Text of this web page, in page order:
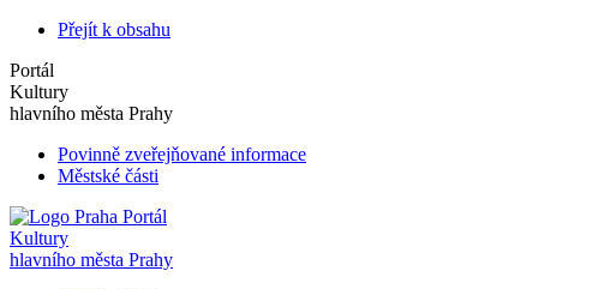
Přejít k obsahu
Portál
Kultury
hlavního města Prahy
Povinně zveřejňované informace
Městské části
Portál
Kultury
hlavního města Prahy